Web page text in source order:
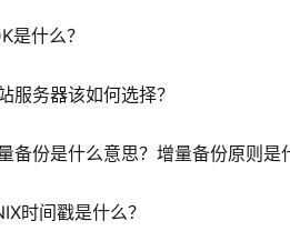
是什么？
服务器该如何选择？
备份是什么意思？增量备份原则是
时间戳是什么？